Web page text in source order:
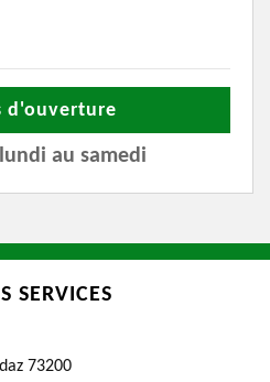
d'ouverture
au samedi
SERVICES
73200